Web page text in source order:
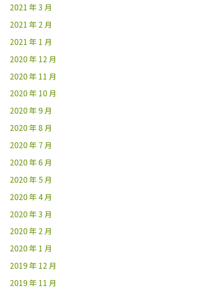
2021 年 3 月
2021 年 2 月
2021 年 1 月
2020 年 12 月
2020 年 11 月
2020 年 10 月
2020 年 9 月
2020 年 8 月
2020 年 7 月
2020 年 6 月
2020 年 5 月
2020 年 4 月
2020 年 3 月
2020 年 2 月
2020 年 1 月
2019 年 12 月
2019 年 11 月